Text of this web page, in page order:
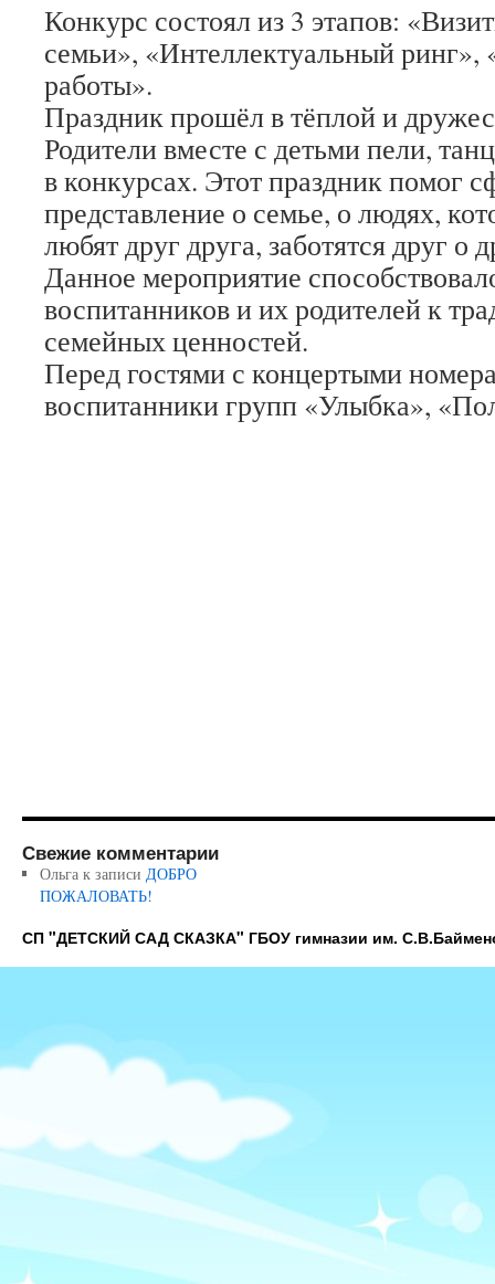
Конкурс состоял из 3 этапов:
семьи», «Интеллектуальный ринг»,
работы».
Праздник прошёл в тёплой и
Родители вместе с детьми пели,
в конкурсах. Этот праздник помог
представление о семье, о людях,
любят друг друга, заботятся друг о
Данное мероприятие
воспитанников и их родителей к
семейных ценностей.
Перед гостями с концертыми
воспитанники групп «Улыбка»,
Свежие комментарии
Ольгак записи ДОБРО
ПОЖАЛОВАТЬ!
СП "ДЕТСКИЙ САД СКАЗКА" ГБОУ гимназии им.